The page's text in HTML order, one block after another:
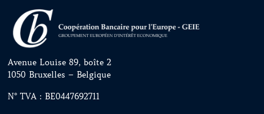
Avenue Louise 89, boîte 2
1050 Bruxelles – Belgique
N° TVA : BE0447692711